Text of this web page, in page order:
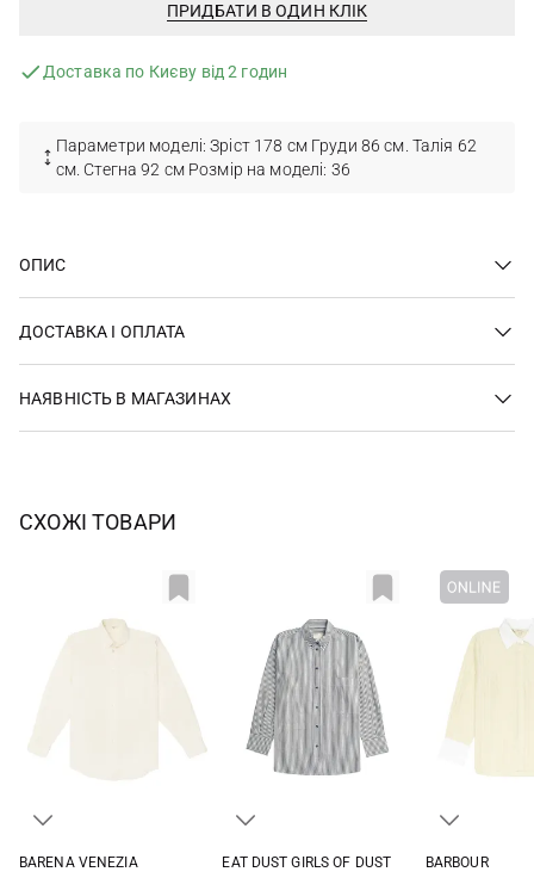
ПРИДБАТИ В ОДИН КЛІК
Доставка по Києву від 2 годин
Параметри моделі: Зріст 178 см Груди 86 см. Талія 62
см. Стегна 92 см Розмір на моделі: 36
ОПИС
ДОСТАВКА І ОПЛАТА
НАЯВНІСТЬ В МАГАЗИНАХ
СХОЖІ ТОВАРИ
BARENA VENEZIA
EAT DUST GIRLS OF DUST
BARBOUR